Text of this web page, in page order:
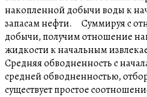
накопленной добычи воды к
запасам нефти. Суммируя с
добычи, получим отношение
жидкости к начальным
Средняя обводненность с
средней обводненностью,
существует простое